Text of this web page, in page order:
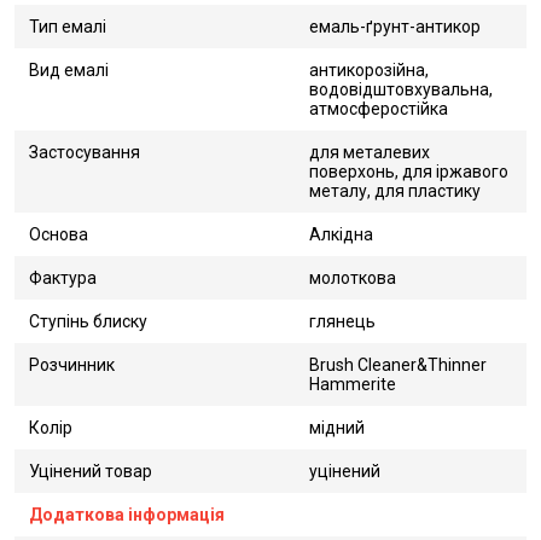
Тип емалі емаль-ґрунт-антикор
Вид емалі
антикорозійна,
водовідштовхувальна,
атмосферостійка
Застосування
для металевих
поверхонь, для іржавого
металу, для пластику
Основа Алкідна
Фактура молоткова
Ступінь блиску глянець
Розчинник
Brush Cleaner&Thinner
Hammerite
Колір мідний
Уцінений товар уцінений
Додаткова інформація